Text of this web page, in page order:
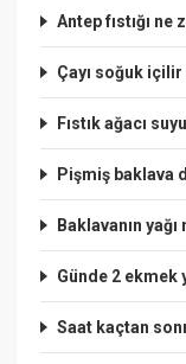
Antep fıstığı ne
Çayı soğuk içilir
Fıstık ağacı
Pişmiş baklava
Baklavanın
Günde 2 ekmek
Saat kaçtan